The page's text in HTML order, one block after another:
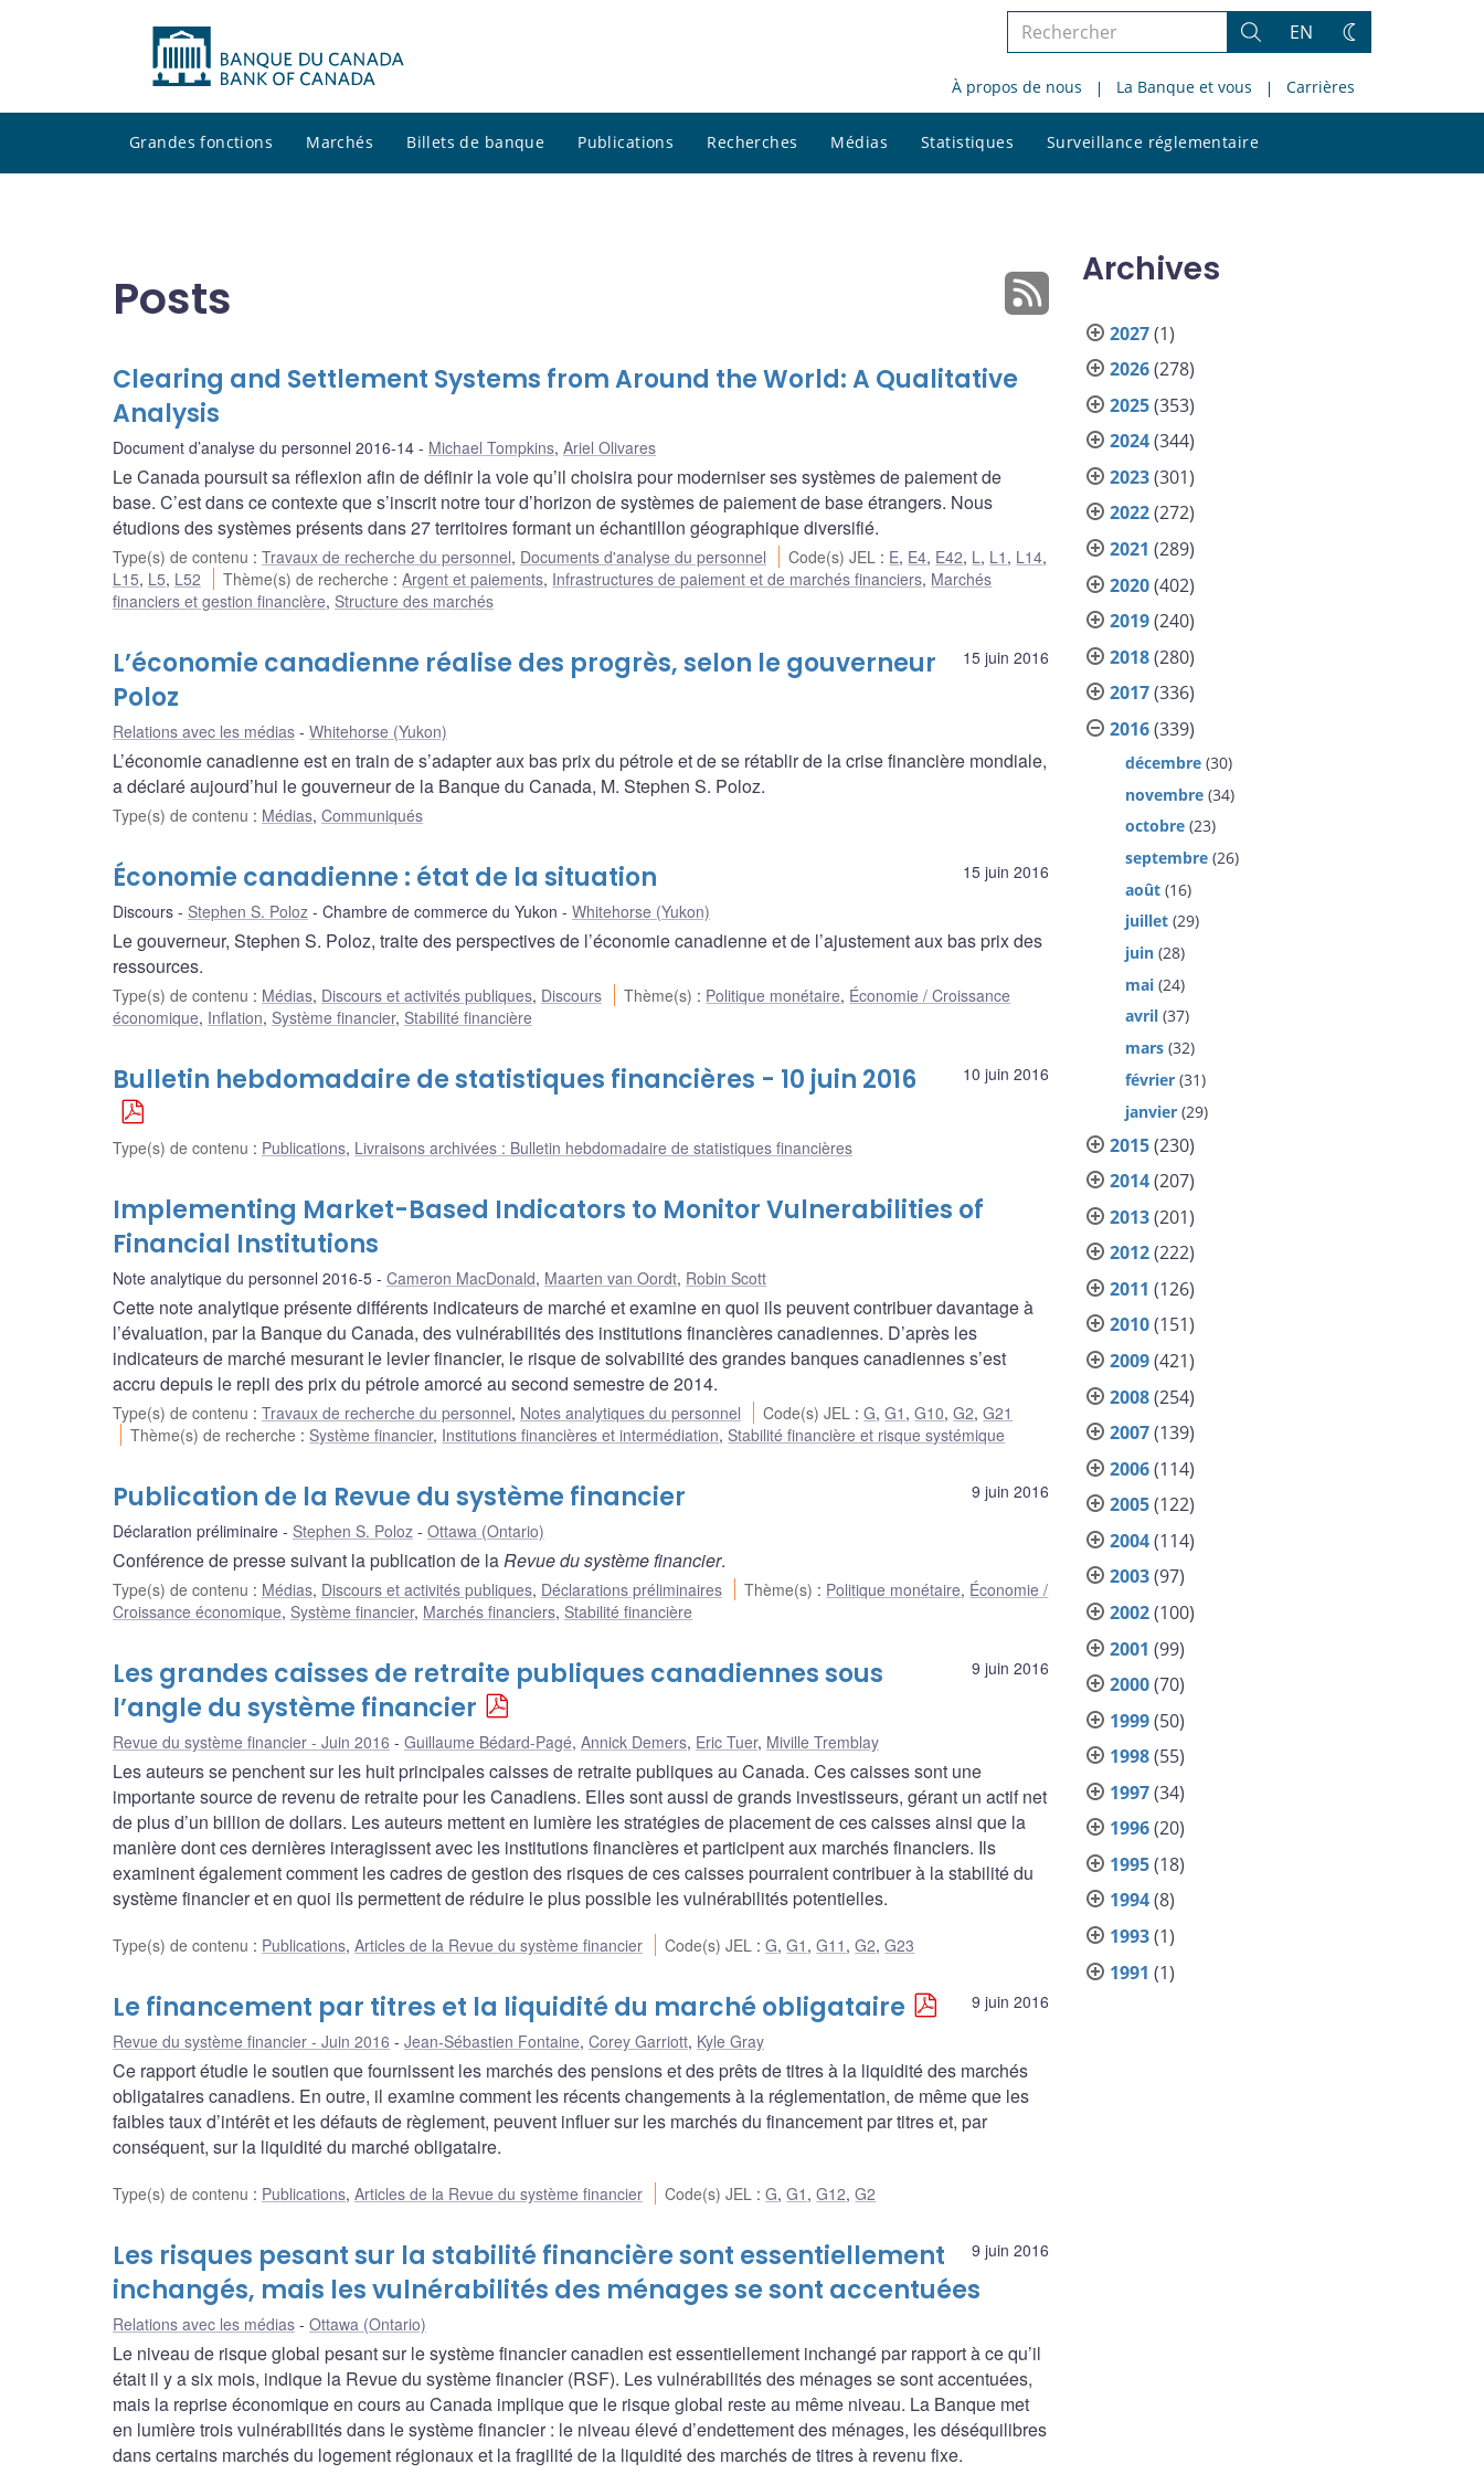
Rechercher
le
site
Rechercher
EN
Changez
thème
À propos de nous La Banque et vous Carrières
Grandes fonctions Marchés Billets de banque Publications Recherches Médias Statistiques Surveillance réglementaire
le
Posts
Clearing and Settlement Systems from Around the World: A Qualitative
Analysis
Document d’analyse du personnel 2016-14 Michael Tompkins, Ariel Olivares
Le Canada poursuit sa réflexion afin de définir la voie qu’il choisira pour moderniser ses systèmes de paiement de
base. C’est dans ce contexte que s’inscrit notre tour d’horizon de systèmes de paiement de base étrangers. Nous
étudions des systèmes présents dans 27 territoires formant un échantillon géographique diversifié.
Type(s) de contenu : Travaux de recherche du personnel, Documents d'analyse du personnel Code(s) JEL : E, E4, E42, L, L1 , L14,
L15, L5, L52 Thème(s) de recherche :Argent et paiements, Infrastructures de paiement et de marchés financiers, Marchés
financiers et gestion financière, Structure des marchés
15 juin 2016
L’économie canadienne réalise des progrès, selon le gouverneur
Poloz
Relations avec les médias Whitehorse (Yukon)
L’économie canadienne est en train de s’adapter aux bas prix du pétrole et de se rétablir de la crise financière mondiale,
a déclaré aujourd’hui le gouverneur de la Banque du Canada, M. Stephen S. Poloz.
Type(s) de contenu : Médias, Communiqués
15 juin 2016
Économie canadienne : état de la situation
Discours Stephen S. Poloz Chambre de commerce du Yukon Whitehorse (Yukon)
Le gouverneur, Stephen S. Poloz, traite des perspectives de l’économie canadienne et de l’ajustement aux bas prix des
ressources.
Type(s) de contenu : Médias, Discours et activités publiques, Discours Thème(s) : Politique monétaire, Économie / Croissance
économique, Inflation, Système financier, Stabilité financière
10 juin 2016
Bulletin hebdomadaire de statistiques financières - 10 juin 2016
Type(s) de contenu : Publications, Livraisons archivées : Bulletin hebdomadaire de statistiques financières
Implementing Market-Based Indicators to Monitor Vulnerabilities of
Financial Institutions
Note analytique du personnel 2016-5 Cameron MacDonald, Maarten van Oordt, Robin Scott
Cette note analytique présente différents indicateurs de marché et examine en quoi ils peuvent contribuer davantage à
l’évaluation, par la Banque du Canada, des vulnérabilités des institutions financières canadiennes. D’après les
indicateurs de marché mesurant le levier financier, le risque de solvabilité des grandes banques canadiennes s’est
accru depuis le repli des prix du pétrole amorcé au second semestre de 2014.
Type(s) de contenu : Travaux de recherche du personnel, Notes analytiques du personnel Code(s) JEL :G,G1 ,G10,G2,G21
Thème(s) de recherche : Système financier, Institutions financières et intermédiation, Stabilité financière et risque systémique
9 juin 2016
Publication de la Revue du système financier
Déclaration préliminaire Stephen S. Poloz Ottawa (Ontario)
Conférence de presse suivant la publication de laRevue du système financier.
Type(s) de contenu : Médias, Discours et activités publiques, Déclarations préliminaires Thème(s) : Politique monétaire, Économie /
Croissance économique, Système financier, Marchés financiers, Stabilité financière
9 juin 2016
Les grandes caisses de retraite publiques canadiennes sous
l’angle du système financier
Revue du système financier - Juin 2016 Guillaume Bédard-Pagé, Annick Demers, Eric Tuer, Miville Tremblay
Les auteurs se penchent sur les huit principales caisses de retraite publiques au Canada. Ces caisses sont une
importante source de revenu de retraite pour les Canadiens. Elles sont aussi de grands investisseurs, gérant un actif net
de plus d’un billion de dollars. Les auteurs mettent en lumière les stratégies de placement de ces caisses ainsi que la
manière dont ces dernières interagissent avec les institutions financières et participent aux marchés financiers. Ils
examinent également comment les cadres de gestion des risques de ces caisses pourraient contribuer à la stabilité du
système financier et en quoi ils permettent de réduire le plus possible les vulnérabilités potentielles.
Type(s) de contenu : Publications, Articles de la Revue du système financier Code(s) JEL :G,G1 ,G11 ,G2,G23
9 juin 2016
Le financement par titres et la liquidité du marché obligataire
Revue du système financier - Juin 2016 Jean-Sébastien Fontaine, Corey Garriott, Kyle Gray
Ce rapport étudie le soutien que fournissent les marchés des pensions et des prêts de titres à la liquidité des marchés
obligataires canadiens. En outre, il examine comment les récents changements à la réglementation, de même que les
faibles taux d’intérêt et les défauts de règlement, peuvent influer sur les marchés du financement par titres et, par
conséquent, sur la liquidité du marché obligataire.
Type(s) de contenu : Publications, Articles de la Revue du système financier Code(s) JEL :G,G1 ,G12,G2
9 juin 2016
Les risques pesant sur la stabilité financière sont essentiellement
inchangés, mais les vulnérabilités des ménages se sont accentuées
Relations avec les médias Ottawa (Ontario)
Le niveau de risque global pesant sur le système financier canadien est essentiellement inchangé par rapport à ce qu’il
était il y a six mois, indique la Revue du système financier (RSF). Les vulnérabilités des ménages se sont accentuées,
mais la reprise économique en cours au Canada implique que le risque global reste au même niveau. La Banque met
en lumière trois vulnérabilités dans le système financier : le niveau élevé d’endettement des ménages, les déséquilibres
dans certains marchés du logement régionaux et la fragilité de la liquidité des marchés de titres à revenu fixe.
Archives
2027(1)
2026(278)
2025(353)
2024(344)
2023(301)
2022(272)
2021 (289)
2020(402)
2019(240)
2018(280)
2017(336)
2016(339)
décembre (30)
novembre (34)
octobre (23)
septembre (26)
août (16)
juillet (29)
juin (28)
mai (24)
avril (37)
mars (32)
février (31)
janvier (29)
2015(230)
2014(207)
2013(201)
2012(222)
2011 (126)
2010(151)
2009(421)
2008(254)
2007(139)
2006(114)
2005(122)
2004(114)
2003(97)
2002(100)
2001 (99)
2000(70)
1999(50)
1998(55)
1997(34)
1996(20)
1995(18)
1994(8)
1993(1)
1991 (1)